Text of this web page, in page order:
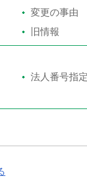
変更の事由
旧情報
法人番号指